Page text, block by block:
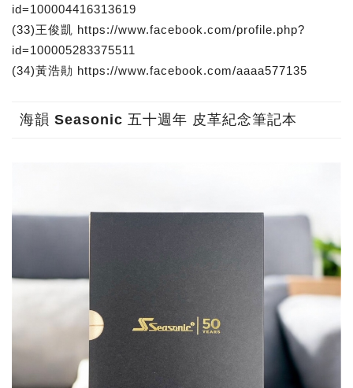
id=100004416313619
(33)王俊凱 https://www.facebook.com/profile.php?
id=100005283375511
(34)黃浩勛 https://www.facebook.com/aaaa577135
海韻 Seasonic 五十週年 皮革紀念筆記本